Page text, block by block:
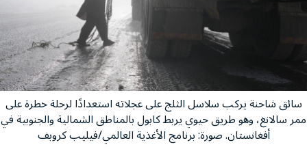
سائق شاحنة يركب سلاسل الثلج على عجلاته استعدادًا لرحلة خطرة على
ممر سالانغ، وهو طريق حيوي يربط كابول بالمناطق الشمالية والجنوبية في
أفغانستان. صورة: برنامج الأغذية العالمي/فيليب كروبف